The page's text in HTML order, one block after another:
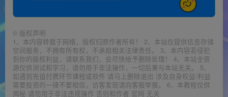
© 版权声明
1、本内容转载于网络，版权归原作者所有！ 2、本站仅提供信息存储
空间服务，不拥有所有权，不承担相关法律责任。 3、本内容若侵犯
到你的版权利益，请联系我们，会尽快给予删除处理！ 4、本站全资
源仅供测试和学习，请勿用于非法操作，一切后果与本站无关。 5、
如遇到充值付费环节课程或软件 请马上删除退出 涉及自身权益/利益
需要投资的一律不要相信，访客发现请向客服举报。 6、本教程仅供
揭秘 请勿用于非法违规操作 否则和作者 官网 无关